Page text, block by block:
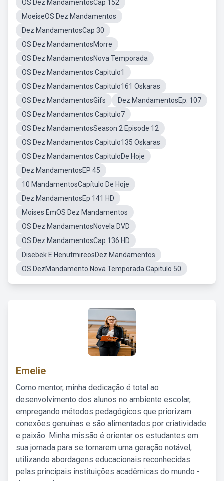
OS Dez MandamentosCap 152
MoeiseOS Dez Mandamentos
Dez MandamentosCap 30
OS Dez MandamentosMorre
OS Dez MandamentosNova Temporada
OS Dez Mandamentos Capitulo1
OS Dez Mandamentos Capitulo161 Oskaras
OS Dez MandamentosGifs
Dez MandamentosEp. 107
OS Dez Mandamentos Capitulo7
OS Dez MandamentosSeason 2 Episode 12
OS Dez Mandamentos Capitulo135 Oskaras
OS Dez Mandamentos CapituloDe Hoje
Dez MandamentosEP 45
10 MandamentosCapítulo De Hoje
Dez MandamentosEp 141 HD
Moises EmOS Dez Mandamentos
OS Dez MandamentosNovela DVD
OS Dez MandamentosCap 136 HD
Disebek E HenutmireosDez Mandamentos
OS DezMandamento Nova Temporada Capitulo 50
Emelie
Como mentor, minha dedicação é total ao
desenvolvimento dos alunos no ambiente escolar,
empregando métodos pedagógicos que priorizam
conexões genuínas e são alimentados por criatividade
e paixão. Minha missão é orientar os estudantes em
sua jornada para se tornarem uma geração notável,
utilizando abordagens educacionais reconhecidas
pelas principais instituições acadêmicas do mundo -